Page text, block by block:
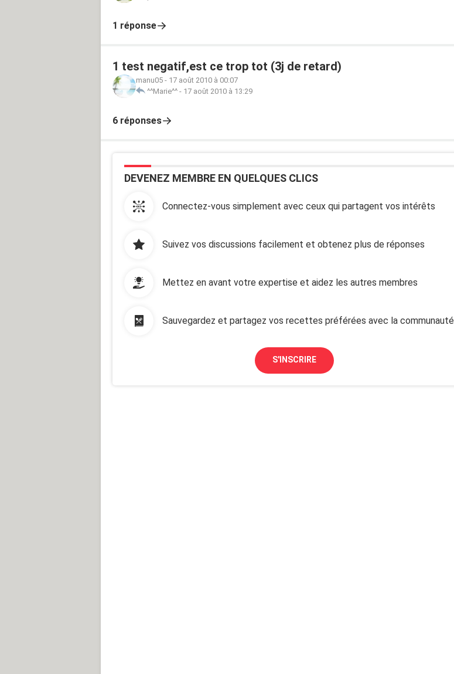
1 réponse
1 test negatif,est ce trop tot (3j de retard)
manu05 - 17 août 2010 à 00:07
^^Marie^^ - 17 août 2010 à 13:29
6 réponses
DEVENEZ MEMBRE EN QUELQUES CLICS
Connectez-vous simplement avec ceux qui partagent vos intérêts
Suivez vos discussions facilement et obtenez plus de réponses
Mettez en avant votre expertise et aidez les autres membres
Sauvegardez et partagez vos recettes préférées avec la communauté
S'INSCRIRE